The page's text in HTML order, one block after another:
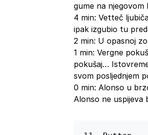
gume na njegovom
4 min: Vetteč
ipak izgubio tu
2 min: U opasnoj
1 min: Vergne
pokušaj…
svom posljednjem
0 min: Alonso u
Alonso ne uspijeva